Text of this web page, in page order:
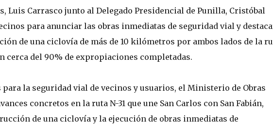
Luis Carrasco junto al Delegado Presidencial de Punilla, Cristóbal
para anunciar las obras inmediatas de seguridad vial y
de una ciclovía de más de 10 kilómetros por ambos lados de la
cerca del 90% de expropiaciones completadas.
la seguridad vial de vecinos y usuarios, el Ministerio de Obras
concretos en la ruta N-31 que une San Carlos con San Fabián,
de una ciclovía y la ejecución de obras inmediatas de